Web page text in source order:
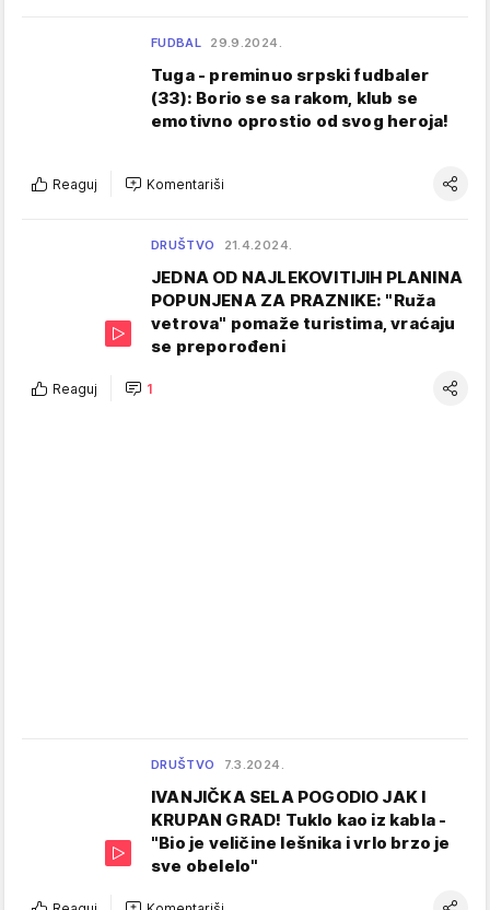
FUDBAL 29.9.2024.
Tuga - preminuo srpski fudbaler
(33): Borio se sa rakom, klub se
emotivno oprostio od svog heroja!
Reaguj Komentariši
DRUŠTVO 21.4.2024.
JEDNA OD NAJLEKOVITIJIH PLANINA
POPUNJENA ZA PRAZNIKE: "Ruža
vetrova" pomaže turistima, vraćaju
se preporođeni
Reaguj 1
DRUŠTVO 7.3.2024.
IVANJIČKA SELA POGODIO JAK I
KRUPAN GRAD! Tuklo kao iz kabla -
"Bio je veličine lešnika i vrlo brzo je
sve obelelo"